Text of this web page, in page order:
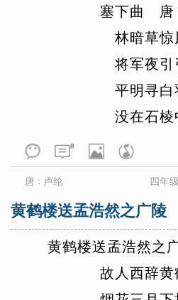
塞下曲 唐
林暗草惊
将军夜引
平明寻白
没在石棱
8
唐 ： 卢纶 四年
黄鹤楼送孟浩然之广陵
黄鹤楼送孟浩然之
故人西辞黄